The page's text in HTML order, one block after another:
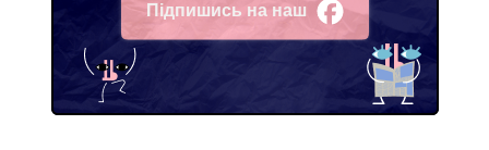
Підпишись на наш
Facebook